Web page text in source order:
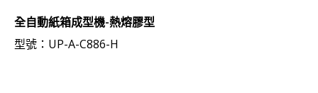
全自動紙箱成型機-熱熔膠型
型號： UP-A-C886-H